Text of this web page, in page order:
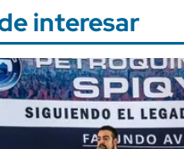
interesar